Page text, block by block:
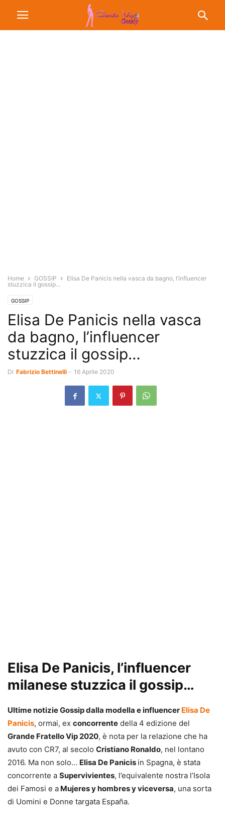
Home GOSSIP
Elisa De Panicis nella vasca da bagno, l’influencer
stuzzica il gossip…
GOSSIP
Elisa De Panicis nella vasca
da bagno, l’influencer
stuzzica il gossip…
Di Fabrizio Bettinelli - 16 Aprile 2020
Elisa De Panicis, l’influencer
milanese stuzzica il gossip…
Ultime notizie Gossip dalla modella e influencer Elisa De
Panicis, ormai, ex concorrente della 4 edizione del
Grande Fratello Vip 2020, è nota per la relazione che ha
avuto con CR7, al secolo Cristiano Ronaldo, nel lontano
2016. Ma non solo… Elisa De Panicis in Spagna, è stata
concorrente a Supervivientes, l’equivalente nostra l’Isola
dei Famosi e a Mujeres y hombres y viceversa, una sorta
di Uomini e Donne targata España.